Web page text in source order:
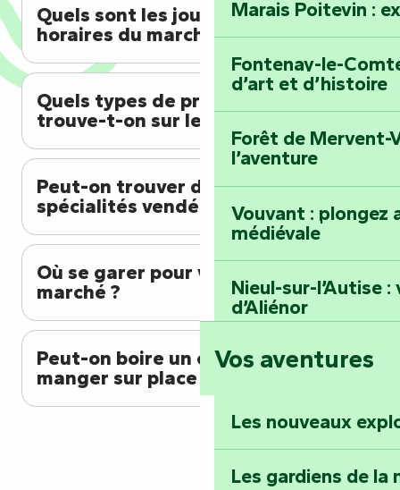
Marais Poitevin :
Fontenay-le-
d’art et d’histoire
Forêt de Mervent-
l’aventure
Vouvant : plongez
médiévale
Nieul-sur-l’Autise
d’Aliénor
Foussais-Payré :
Faymoreau :
épopée minière
Vos aventures
Les nouveaux
Les gardiens de la
Quels sont les jours et
horaires du marché ?
Quels types de produits
trouve-t-on sur le marché ?
Peut-on trouver des
spécialités vendéennes ?
Où se garer pour venir au
marché ?
Peut-on boire un café ou
manger sur place ?